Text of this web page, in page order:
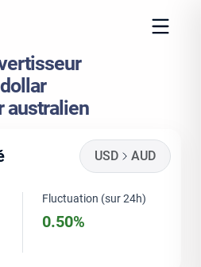
dollar
australien
USD AUD
Fluctuation (sur 24h)
0.50%